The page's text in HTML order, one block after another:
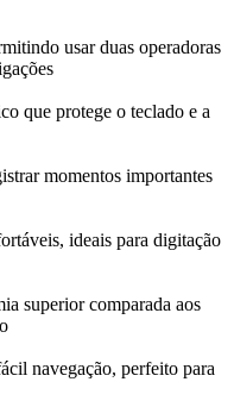
usar duas operadoras
que protege o teclado e a
momentos importantes
ideais para digitação
superior comparada aos
navegação, perfeito para